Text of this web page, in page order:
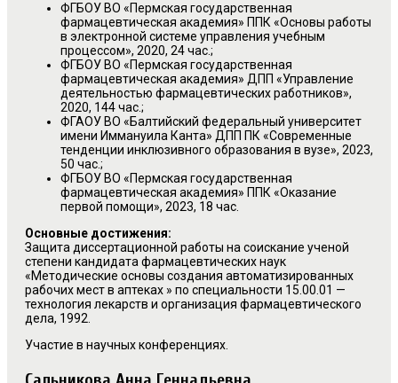
ФГБОУ ВО «Пермская государственная
фармацевтическая академия» ППК «Основы работы
в электронной системе управления учебным
процессом», 2020, 24 час.;
ФГБОУ ВО «Пермская государственная
фармацевтическая академия» ДПП «Управление
деятельностью фармацевтических работников»,
2020, 144 час.;
ФГАОУ ВО «Балтийский федеральный университет
имени Иммануила Канта» ДПП ПК «Современные
тенденции инклюзивного образования в вузе», 2023,
50 час.;
ФГБОУ ВО «Пермская государственная
фармацевтическая академия» ППК «Оказание
первой помощи», 2023, 18 час.
Основные достижения:
Защита диссертационной работы на соискание ученой
степени кандидата фармацевтических наук
«Методические основы создания автоматизированных
рабочих мест в аптеках » по специальности 15.00.01 —
технология лекарств и организация фармацевтического
дела, 1992.
Участие в научных конференциях.